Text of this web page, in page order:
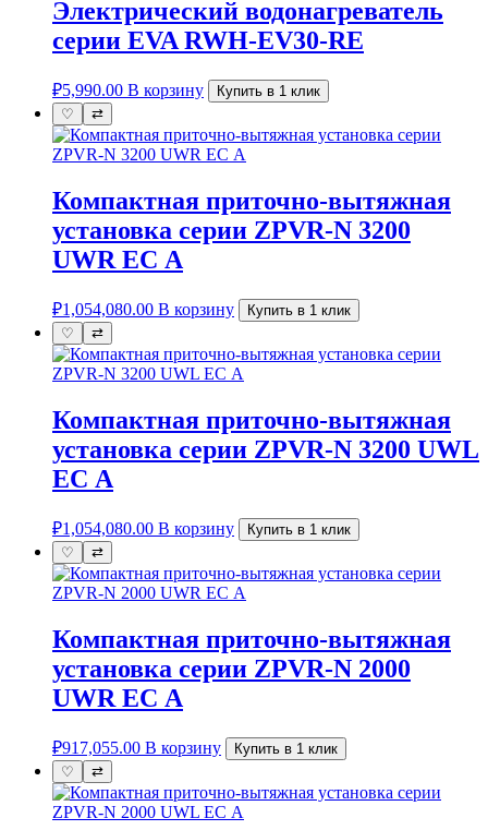
Электрический водонагреватель
серии EVA RWH-EV30-RE
₽5,990.00 В корзину
Купить в 1 клик
♡
⇄
Компактная приточно-вытяжная
установка серии ZPVR-N 3200
UWR ЕС A
₽1,054,080.00 В корзину
Купить в 1 клик
♡
⇄
Компактная приточно-вытяжная
установка серии ZPVR-N 3200 UWL
ЕС A
₽1,054,080.00 В корзину
Купить в 1 клик
♡
⇄
Компактная приточно-вытяжная
установка серии ZPVR-N 2000
UWR ЕС A
₽917,055.00 В корзину
Купить в 1 клик
♡
⇄